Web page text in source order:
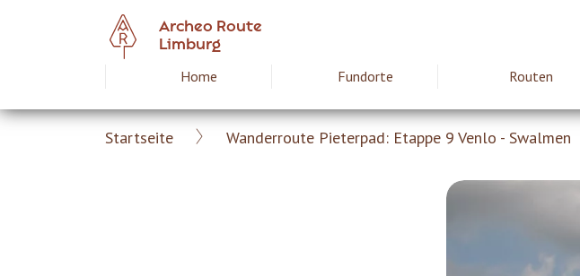
Archeo Route
Limburg
Hoofdnavigatie
Archeoroute
Home Fundorte Routen
Breadcrumb
Startseite Wanderroute Pieterpad: Etappe 9 Venlo - Swalmen